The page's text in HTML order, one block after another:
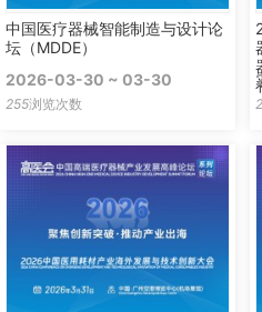
中国医疗器械智能制造与设计论
坛（MDDE）
2026-03-30 ~ 03-30
255浏览次数